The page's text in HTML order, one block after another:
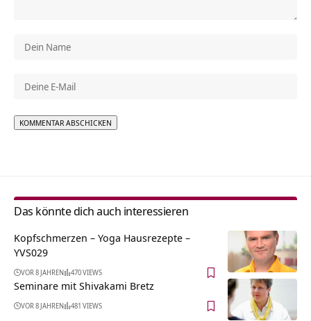
Das könnte dich auch interessieren
Kopfschmerzen – Yoga Hausrezepte –
YVS029
VOR 8 JAHREN 470 VIEWS
Seminare mit Shivakami Bretz
VOR 8 JAHREN 481 VIEWS